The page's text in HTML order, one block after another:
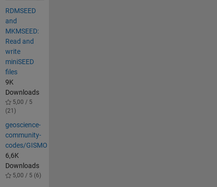
RDMSEED
and
MKMSEED:
Read and
write
miniSEED
files
9K
Downloads
5,00 / 5
(21)
geoscience-
community-
codes/GISMO
6,6K
Downloads
5,00 / 5 (6)